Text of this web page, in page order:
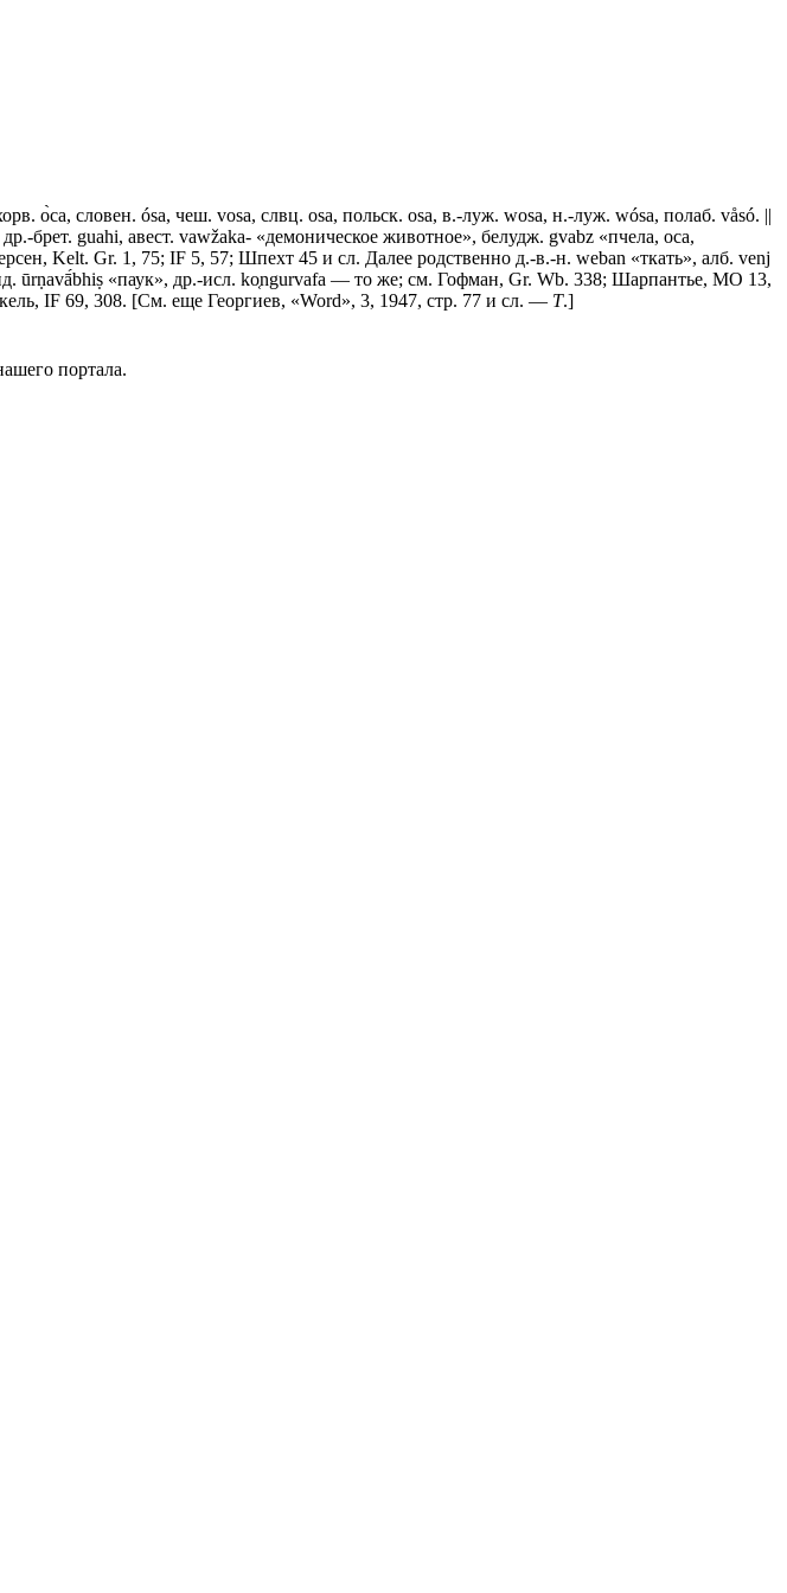
о̀са, словен. ósa, чеш. vоsа, слвц. оsа, польск. оsа, в.-луж. wоsа, н.-луж. wósa, полаб. våsó. ||
брет. guahi, авест. vаwžаkа- «демоническое животное», белудж. gvabz «пчела, оса,
Kelt. Gr. 1, 75; IF 5, 57; Шпехт 45 и сл. Далее родственно д.-в.-н. wеbаn «ткать», алб. venj
ūrṇavā́bhiṣ «паук», др.-исл. ko͔ngurvafa — то же; см. Гофман, Gr. Wb. 338; Шарпантье, МО 13,
IF 69, 308. [См. еще Георгиев, «Word», 3, 1947, стр. 77 и сл. — Т.]
портала.